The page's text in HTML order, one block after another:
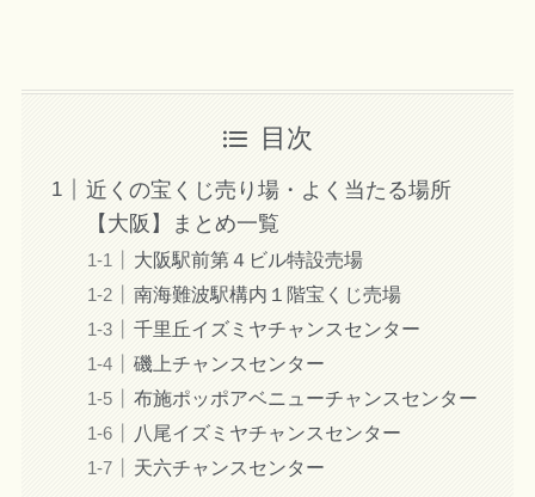
目次
近くの宝くじ売り場・よく当たる場所
【大阪】まとめ一覧
大阪駅前第４ビル特設売場
南海難波駅構内１階宝くじ売場
千里丘イズミヤチャンスセンター
磯上チャンスセンター
布施ポッポアベニューチャンスセンター
八尾イズミヤチャンスセンター
天六チャンスセンター